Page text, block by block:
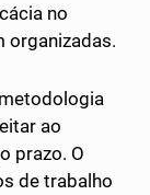
no
organizadas.
ao
prazo. O
de trabalho